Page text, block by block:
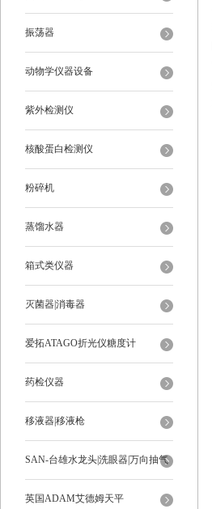
振荡器
动物学仪器设备
紫外检测仪
核酸蛋白检测仪
粉碎机
蒸馏水器
箱式类仪器
灭菌器|消毒器
爱拓ATAGO折光仪糖度计
药检仪器
移液器|移液枪
SAN-台雄水龙头|洗眼器|万向抽气
罩
英国ADAM艾德姆天平